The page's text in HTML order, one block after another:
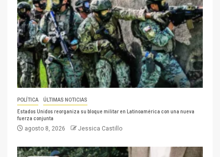
POLÍTICA ÚLTIMAS NOTICIAS
Estados Unidos reorganiza su bloque militar en Latinoamérica con una nueva
fuerza conjunta
agosto 8, 2026 Jessica Castillo